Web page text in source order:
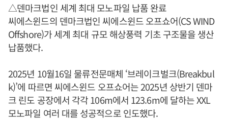
△덴마크법인 세계 최대 모노파일 납품 완료
씨에스윈드의 덴마크법인 씨에스윈드 오프쇼어(CS WIND
Offshore)가 세계 최대 규모 해상풍력 기초 구조물을 생산
납품했다.
2025년 10월16일 물류전문매체 ‘브레이크벌크(Breakbul
k)’에 따르면 씨에스윈드 오프쇼어는 2025년 상반기 덴마
크 린도 공장에서 각각 106m에서 123.6m에 달하는 XXL
모노파일 여러 대를 성공적으로 인도했다.